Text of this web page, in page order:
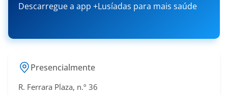
Descarregue a app +Lusíadas para mais saúde
Presencialmente
R. Ferrara Plaza, n.º 36